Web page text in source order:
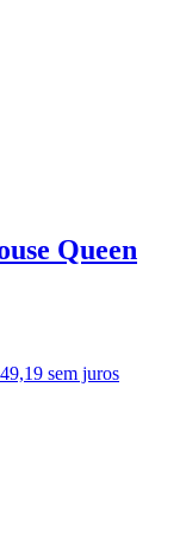
Queen
sem juros